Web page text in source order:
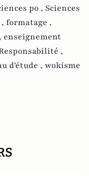
po , Sciences
formatage ,
enseignement
,
d'étude , wokisme